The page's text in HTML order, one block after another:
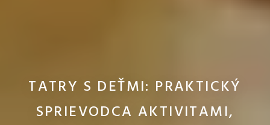
TATRY S DEŤMI: PRAKTICKÝ
SPRIEVODCA AKTIVITAMI,